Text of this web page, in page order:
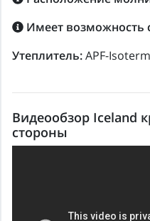
Имеет возможность
Утеплитель:APF-
Видеообзор Iceland
стороны